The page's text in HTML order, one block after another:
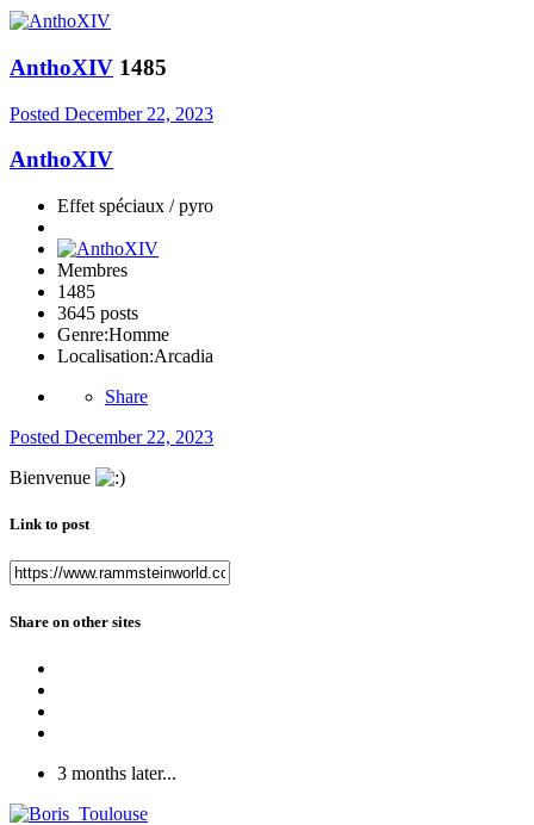
AnthoXIV 1485
Posted December 22, 2023
AnthoXIV
Effet spéciaux / pyro
Membres
1485
3645 posts
Genre:Homme
Localisation:Arcadia
Share
Posted December 22, 2023
Bienvenue
Link to post
Share on other sites
3 months later...